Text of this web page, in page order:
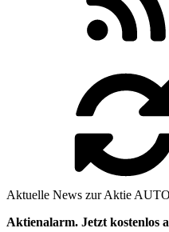
Aktuelle News zur Aktie
Aktienalarm. Jetzt kostenlos